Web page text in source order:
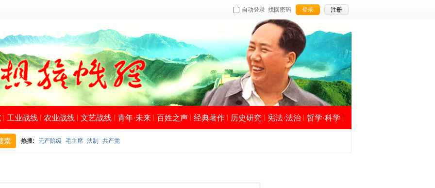
自动登录 找回密码 登录 注册
工业战线 农业战线 文艺战线 青年·未来 百姓之声 经典著作 历史研究 宪法·法治 哲学·科学
热搜: 无产阶级 毛主席 法制 共产党